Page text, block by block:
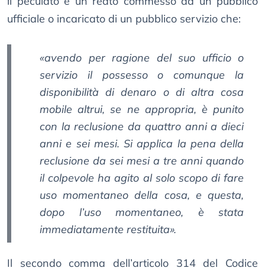
ufficiale o incaricato di un pubblico servizio che:
«avendo per ragione del suo ufficio o
servizio il possesso o comunque la
disponibilità di denaro o di altra cosa
mobile altrui, se ne appropria, è punito
con la reclusione da quattro anni a dieci
anni e sei mesi. Si applica la pena della
reclusione da sei mesi a tre anni quando
il colpevole ha agito al solo scopo di fare
uso momentaneo della cosa, e questa,
dopo l’uso momentaneo, è stata
immediatamente restituita».
Il secondo comma dell’articolo 314 del Codice